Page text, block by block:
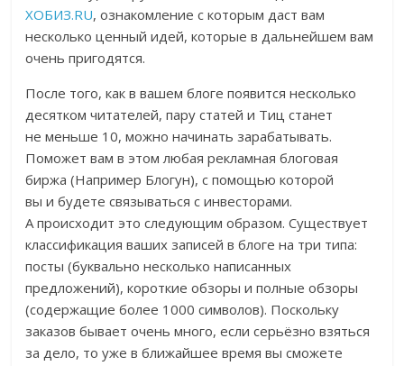
ХОБИЗ.RU, ознакомление с которым даст вам
несколько ценный идей, которые в дальнейшем вам
очень пригодятся.
После того, как в вашем блоге появится несколько
десятком читателей, пару статей и Тиц станет
не меньше 10, можно начинать зарабатывать.
Поможет вам в этом любая рекламная блоговая
биржа (Например Блогун), с помощью которой
вы и будете связываться с инвесторами.
А происходит это следующим образом. Существует
классификация ваших записей в блоге на три типа:
посты (буквально несколько написанных
предложений), короткие обзоры и полные обзоры
(содержащие более 1000 символов). Поскольку
заказов бывает очень много, если серьёзно взяться
за дело, то уже в ближайшее время вы сможете